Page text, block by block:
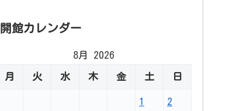
開館カレンダー
8月 2026
月 火 水 木 金 土 日
1 2